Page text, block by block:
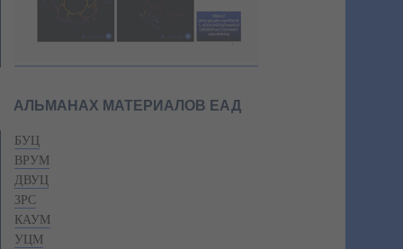
АЛЬМАНАХ МАТЕРИАЛОВ ЕАД
БУЦ
ВРУМ
ДВУЦ
ЗРС
КАУМ
УЦМ